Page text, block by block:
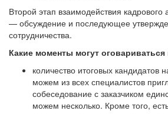
Второй этап взаимодействия кадрового
— обсуждение и последующее
сотрудничества.
Какие моменты могут оговариваться
количество итоговых кандидатов
можем из всех специалистов
собеседование с заказчиком
можем несколько. Кроме того,